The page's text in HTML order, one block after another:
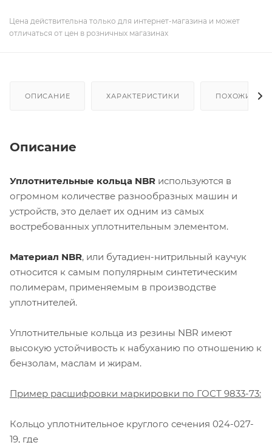
Цена действительна только для интернет-магазина и может
отличаться от цен в розничных магазинах
ОПИСАНИЕ ХАРАКТЕРИСТИКИ ПОХОЖИЕ
Описание
Уплотнительные кольца NBR используются в
огромном количестве разнообразных машин и
устройств, это делает их одним из самых
востребованных уплотнительным элементом.
Материал NBR, или бутадиен-нитрильный каучук
относится к самым популярным синтетическим
полимерам, применяемым в производстве
уплотнителей.
Уплотнительные кольца из резины NBR имеют
высокую устойчивость к набуханию по отношению к
бензолам, маслам и жирам.
Пример расшифровки маркировки по ГОСТ 9833-73:
Кольцо уплотнительное круглого сечения 024-027-
19, где